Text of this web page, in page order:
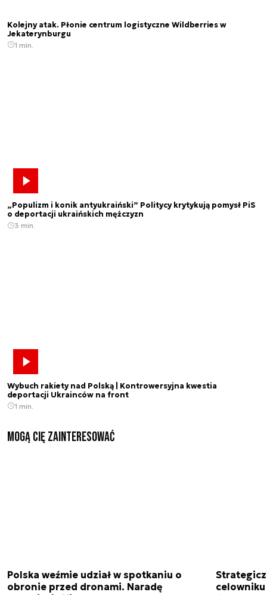
Kolejny atak. Płonie centrum logistyczne Wildberries w
Jekaterynburgu
1 min.
„Populizm i konik antyukraiński” Politycy krytykują pomysł PiS
o deportacji ukraińskich mężczyzn
3 min.
Wybuch rakiety nad Polską | Kontrowersyjna kwestia
deportacji Ukrainców na front
1 min.
Mogą Cię zainteresować
Polska weźmie udział w spotkaniu o
obronie przed dronami. Naradę